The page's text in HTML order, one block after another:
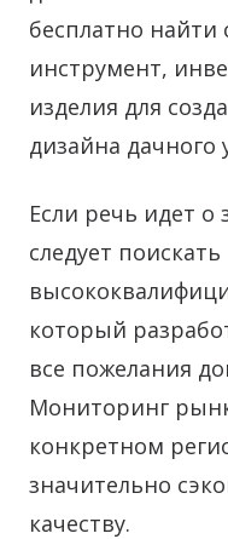
бесплатно найти
инструмент,
изделия для
дизайна дачного
Если речь идет о
следует поискать
который
все пожелания
Мониторинг
конкретном
значительно
качеству.